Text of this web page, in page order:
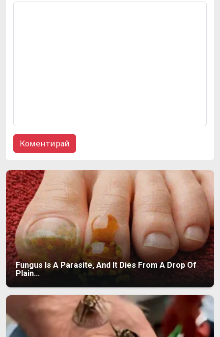
Fungus Is A Parasite, And It Dies From A Drop Of
Plain...